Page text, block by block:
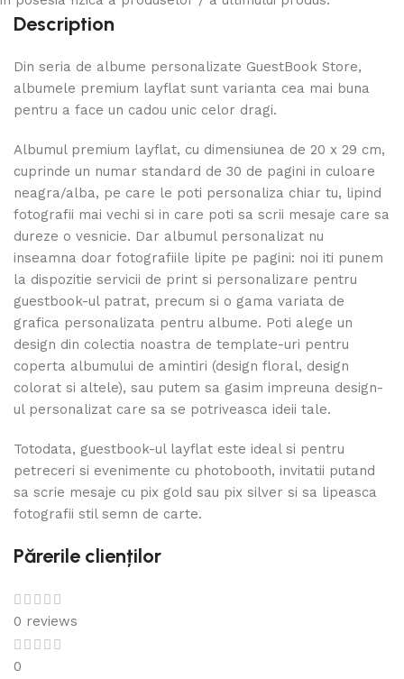
Description
Din seria de albume personalizate GuestBook Store,
albumele premium layflat sunt varianta cea mai buna
pentru a face un cadou unic celor dragi.
Albumul premium layflat, cu dimensiunea de 20 x 29 cm,
cuprinde un numar standard de 30 de pagini in culoare
neagra/alba, pe care le poti personaliza chiar tu, lipind
fotografii mai vechi si in care poti sa scrii mesaje care sa
dureze o vesnicie. Dar albumul personalizat nu
inseamna doar fotografiile lipite pe pagini: noi iti punem
la dispozitie servicii de print si personalizare pentru
guestbook-ul patrat, precum si o gama variata de
grafica personalizata pentru albume. Poti alege un
design din colectia noastra de template-uri pentru
coperta albumului de amintiri (design floral, design
colorat si altele), sau putem sa gasim impreuna design-
ul personalizat care sa se potriveasca ideii tale.
Totodata, guestbook-ul layflat este ideal si pentru
petreceri si evenimente cu photobooth, invitatii putand
sa scrie mesaje cu pix gold sau pix silver si sa lipeasca
fotografii stil semn de carte.
Părerile clienților
0 reviews
0